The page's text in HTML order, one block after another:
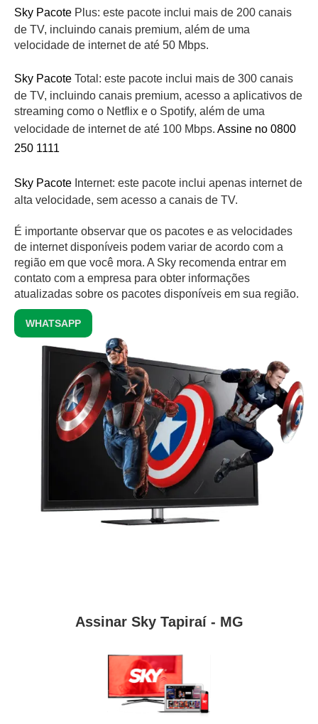
Sky Pacote Plus: este pacote inclui mais de 200 canais
de TV, incluindo canais premium, além de uma
velocidade de internet de até 50 Mbps.
Sky Pacote Total: este pacote inclui mais de 300 canais
de TV, incluindo canais premium, acesso a aplicativos de
streaming como o Netflix e o Spotify, além de uma
velocidade de internet de até 100 Mbps. Assine no 0800
250 1111
Sky Pacote Internet: este pacote inclui apenas internet de
alta velocidade, sem acesso a canais de TV.
É importante observar que os pacotes e as velocidades
de internet disponíveis podem variar de acordo com a
região em que você mora. A Sky recomenda entrar em
contato com a empresa para obter informações
atualizadas sobre os pacotes disponíveis em sua região.
WHATSAPP
Assinar Sky Tapiraí - MG